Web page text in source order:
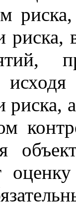
риска,